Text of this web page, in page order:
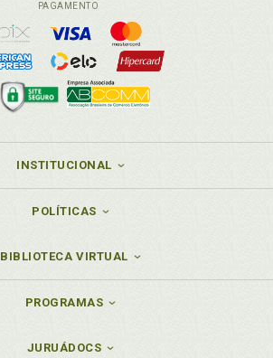
PAGAMENTO
INSTITUCIONAL
POLÍTICAS
BIBLIOTECA VIRTUAL
PROGRAMAS
JURUÁDOCS